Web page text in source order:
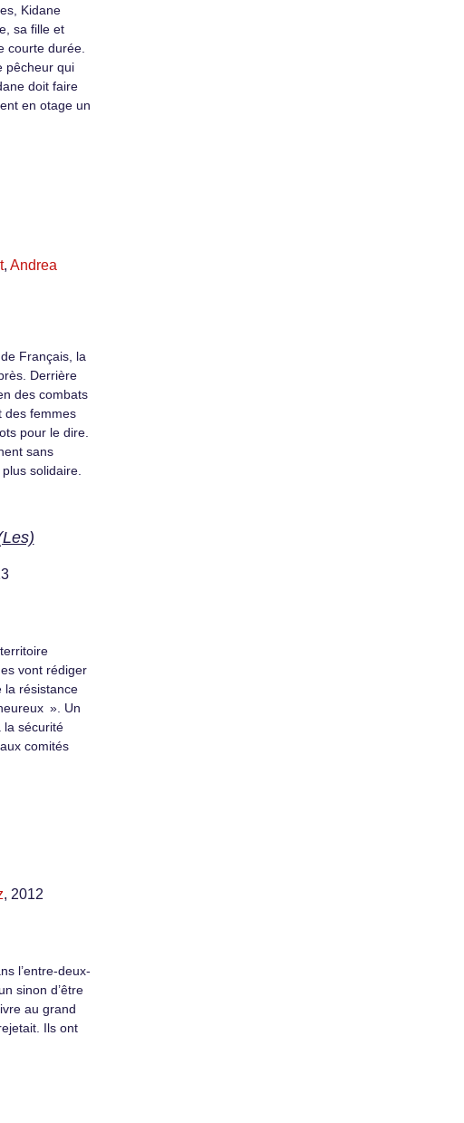
Kidane
sa fille et
courte durée.
pêcheur qui
doit faire
en otage un
, Andrea
Français, la
Derrière
des combats
des femmes
pour le dire.
sans
solidaire.
vont rédiger
la résistance
». Un
la sécurité
comités
, 2012
l’entre-deux-
sinon d’être
au grand
Ils ont